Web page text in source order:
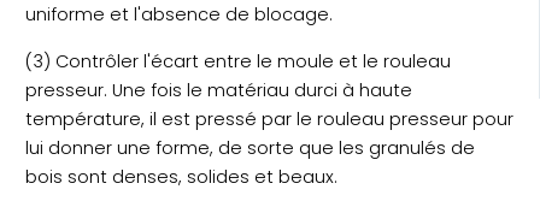
uniforme et l'absence de blocage.
(3) Contrôler l'écart entre le moule et le rouleau
presseur. Une fois le matériau durci à haute
température, il est pressé par le rouleau presseur pour
lui donner une forme, de sorte que les granulés de
bois sont denses, solides et beaux.